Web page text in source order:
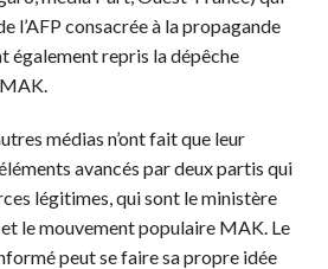
l’AFP consacrée à la propagande
également repris la dépêche
médias n’ont fait que leur
avancés par deux partis qui
légitimes, qui sont le ministère
le mouvement populaire MAK. Le
peut se faire sa propre idée